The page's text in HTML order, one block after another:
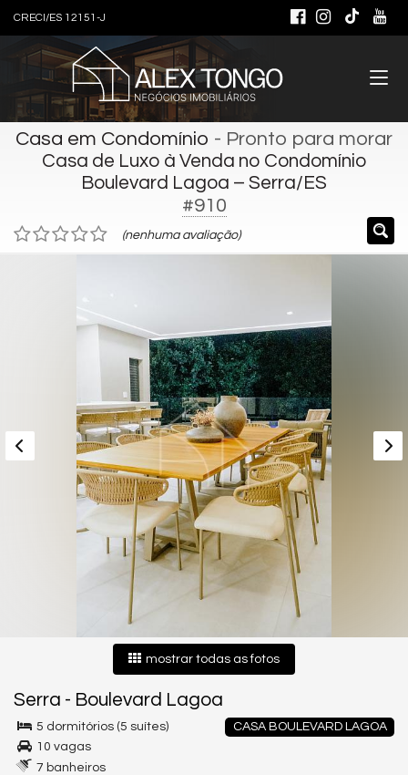
CRECI/ES 12151-J
Casa em Condomínio - Pronto para morar
Casa de Luxo à Venda no Condomínio
Boulevard Lagoa – Serra/ES
#910
(nenhuma avaliação)
mostrar todas as fotos
Serra - Boulevard Lagoa
CASA BOULEVARD LAGOA
5 dormitórios (5 suítes)
10 vagas
7 banheiros